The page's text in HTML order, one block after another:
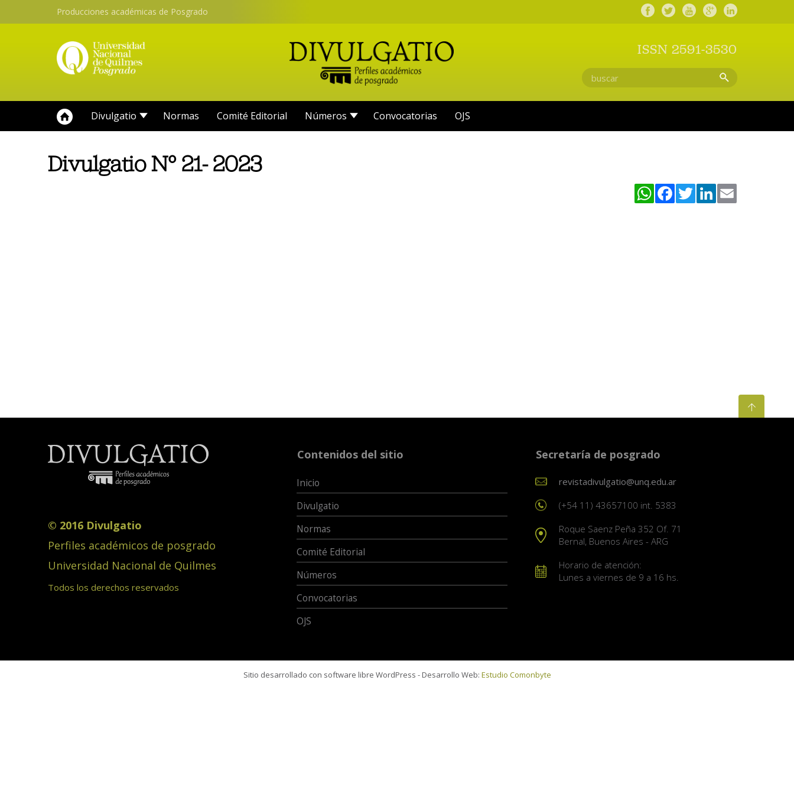
Producciones académicas de Posgrado
ISSN 2591-3530
Divulgatio Normas Comité Editorial Números Convocatorias OJS
Divulgatio N° 21- 2023
WhatsAppFacebookTwitterLinkedIn
© 2016 Divulgatio
Perfiles académicos de posgrado
Universidad Nacional de Quilmes
Todos los derechos reservados
Contenidos del sitio
Inicio
Divulgatio
Normas
Comité Editorial
Números
Convocatorias
OJS
Secretaría de posgrado
revistadivulgatio@unq.edu.ar
(+54 11) 43657100 int. 5383
Roque Saenz Peña 352 Of. 71
Bernal, Buenos Aires - ARG
Horario de atención:
Lunes a viernes de 9 a 16 hs.
Sitio desarrollado con software libre WordPress - Desarrollo Web: Estudio Comonbyte